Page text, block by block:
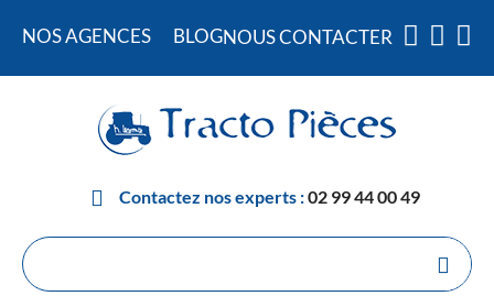
NOS AGENCES BLOGNOUS CONTACTER
Contactez nos experts :02 99 44 00 49